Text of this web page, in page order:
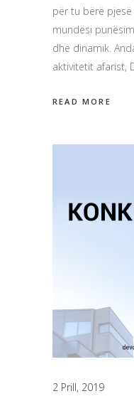
për tu bërë
mundësi
dhe dinamik.
aktivitetit afarist,
READ MORE
2 Prill, 2019